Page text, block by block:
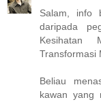
Salam, info
daripada
Kesihatan
Transformasi
Beliau
kawan yang